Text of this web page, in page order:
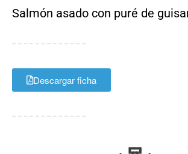
Salmón asado con puré de
Descargar ficha